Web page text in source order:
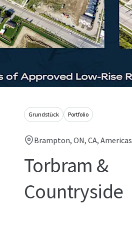
Grundstück Portfolio
Brampton, ON, CA, Americas
Torbram &
Countryside